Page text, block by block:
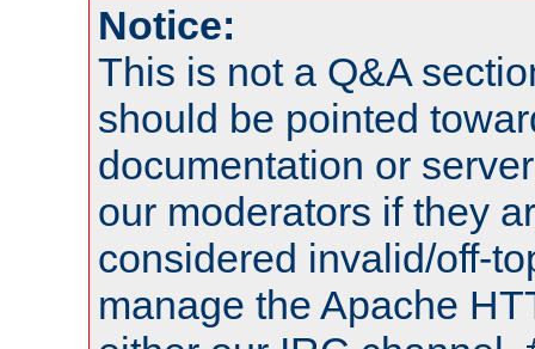
Notice:
This is not a Q&A
should be pointed
documentation or
our moderators if they
considered invalid/off-
manage the Apache